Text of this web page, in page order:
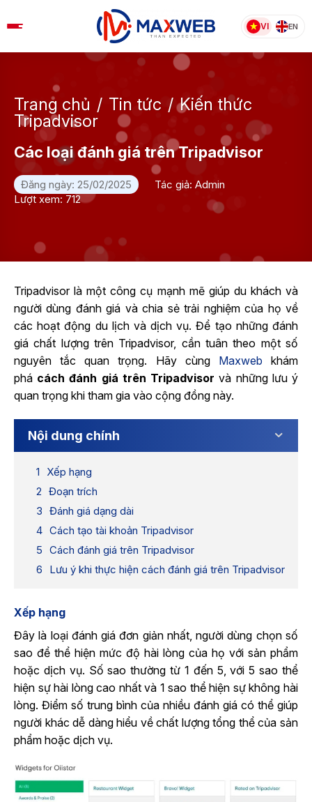
to
VI EN
Trang chủ / Tin tức / Kiến thức
Tripadvisor
Các loại đánh giá trên Tripadvisor
Đăng ngày: 25/02/2025
Tác giả: Admin
Lượt xem: 712
Tripadvisor là một công cụ mạnh mẽ giúp du khách và
người dùng đánh giá và chia sẻ trải nghiệm của họ về
các hoạt động du lịch và dịch vụ. Để tạo những đánh
giá chất lượng trên Tripadvisor, cần tuân theo một số
nguyên tắc quan trọng. Hãy cùng Maxweb khám
phá cách đánh giá trên Tripadvisor và những lưu ý
quan trọng khi tham gia vào cộng đồng này.
Nội dung chính
Xếp hạng
Đoạn trích
Đánh giá dạng dài
Cách tạo tài khoản Tripadvisor
Cách đánh giá trên Tripadvisor
Lưu ý khi thực hiện cách đánh giá trên Tripadvisor
Xếp hạng
Đây là loại đánh giá đơn giản nhất, người dùng chọn số
sao để thể hiện mức độ hài lòng của họ với sản phẩm
hoặc dịch vụ. Số sao thường từ 1 đến 5, với 5 sao thể
hiện sự hài lòng cao nhất và 1 sao thể hiện sự không hài
lòng. Điểm số trung bình của nhiều đánh giá có thể giúp
người khác dễ dàng hiểu về chất lượng tổng thể của sản
phẩm hoặc dịch vụ.